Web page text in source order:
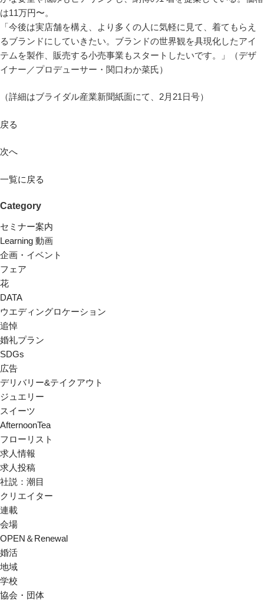
は11万円〜。
「今後は実店舗を構え、より多くの人に気軽に見て、着てもらえ
るブランドにしていきたい。ブランドの世界観を具現化したアイ
テムを製作、販売する小売事業もスタートしたいです。」（デザ
イナー／プロデューサー・関口わか菜氏）
（詳細はブライダル産業新聞紙面にて、2月21日号）
戻る
次へ
一覧に戻る
Category
セミナー案内
Learning 動画
企画・イベント
フェア
花
DATA
ウエディングロケーション
追悼
婚礼プラン
SDGs
広告
デリバリー&テイクアウト
ジュエリー
スイーツ
AfternoonTea
フローリスト
求人情報
求人投稿
社説：潮目
クリエイター
連載
会場
OPEN＆Renewal
婚活
地域
学校
協会・団体